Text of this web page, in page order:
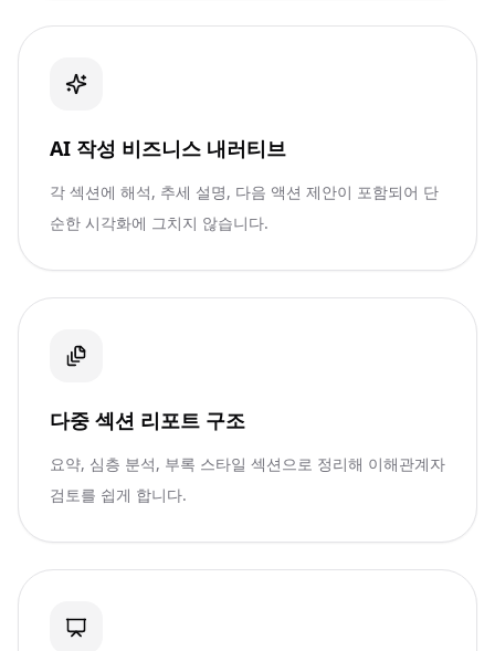
AI 작성 비즈니스 내러티브
각 섹션에 해석, 추세 설명, 다음 액션 제안이 포함되어 단
순한 시각화에 그치지 않습니다.
다중 섹션 리포트 구조
요약, 심층 분석, 부록 스타일 섹션으로 정리해 이해관계자
검토를 쉽게 합니다.